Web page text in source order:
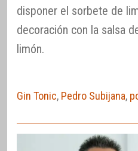
disponer el sorbete de
decoración con la salsa
limón.
Gin Tonic, Pedro Subijana,